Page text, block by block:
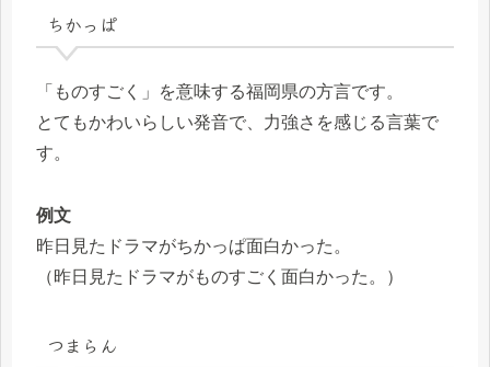
ちかっぱ
「ものすごく」を意味する福岡県の方言です。
とてもかわいらしい発音で、力強さを感じる言葉で
す。
例文
昨日見たドラマがちかっぱ面白かった。
（昨日見たドラマがものすごく面白かった。）
つまらん